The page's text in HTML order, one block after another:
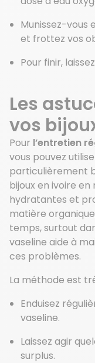
Munissez-vous
et frottez vos
Pour finir,
Les
vos
Pour l’entretien
vous pouvez
particulièrement
bijoux en ivoire
hydratantes et
matière
temps, surtout
vaseline aide à
ces problèmes.
La méthode est
Enduisez
vaseline.
Laissez agir
surplus.